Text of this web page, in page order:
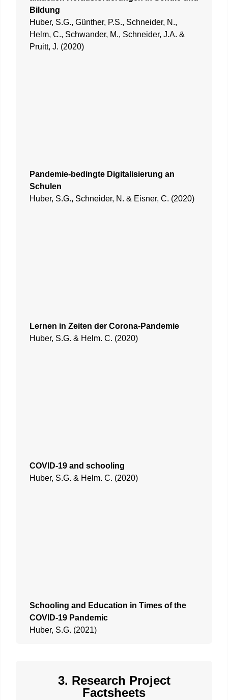
Bildung
Huber, S.G., Günther, P.S., Schneider, N.,
Helm, C., Schwander, M., Schneider, J.A. &
Pruitt, J. (2020)
Pandemie-bedingte Digitalisierung an
Schulen
Huber, S.G., Schneider, N. & Eisner, C. (2020)
Lernen in Zeiten der Corona-Pandemie
Huber, S.G. & Helm. C. (2020)
COVID-19 and schooling
Huber, S.G. & Helm. C. (2020)
Schooling and Education in Times of the
COVID-19 Pandemic
Huber, S.G. (2021)
3. Research Project
Factsheets